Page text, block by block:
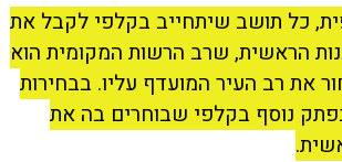
כל תושב שיתחייב בקלפי לקבל את
הראשית, שרב הרשות המקומית הוא
את רב העיר המועדף עליו. בבחירות
נוסף בקלפי שבוחרים בה את